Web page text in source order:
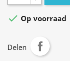
 Op voorraad
Delen